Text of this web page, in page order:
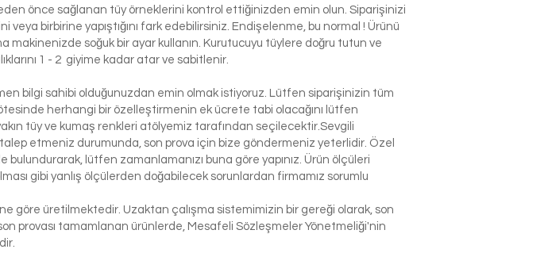
önce sağlanan tüy örneklerini kontrol ettiğinizden emin olun. Siparişinizi
veya birbirine yapıştığını fark edebilirsiniz. Endişelenme, bu normal ! Ürünü
soğuk bir ayar kullanın. Kurutucuyu tüylere doğru tutun ve
1 - 2 giyime kadar atar ve sabitlenir.
bilgi sahibi olduğunuzdan emin olmak istiyoruz. Lütfen siparişinizin tüm
ötesinde herhangi bir özelleştirmenin ek ücrete tabi olacağını lütfen
tüy ve kumaş renkleri atölyemiz tarafından seçilecektir.Sevgili
etmeniz durumunda, son prova için bize göndermeniz yeterlidir. Özel
lütfen zamanlamanızı buna göre yapınız. Ürün ölçüleri
gibi yanlış ölçülerden doğabilecek sorunlardan firmamız sorumlu
göre üretilmektedir. Uzaktan çalışma sistemimizin bir gereği olarak, son
provası tamamlanan ürünlerde, Mesafeli Sözleşmeler Yönetmeliği'nin